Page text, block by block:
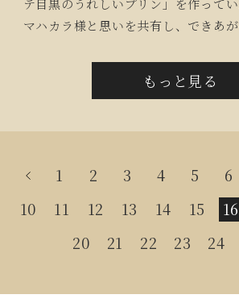
テ目黒のうれしいプリン」を作ってい
マハカラ様と思いを共有し、できあ
栄養価の高いプリンは、こころにも
もっと見る
1 2 3 4 5 6
10
11 12 13 14 15 16
20
21 22 23 24